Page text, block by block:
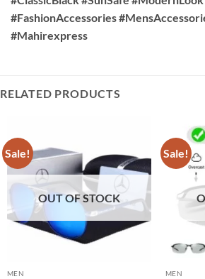
#FashionAccessories
#Mahirexpress
RELATED PRODUCTS
Sale!
OUT OF STOCK
MEN
Sale!
MEN